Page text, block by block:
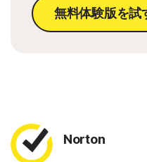
無料体験版を試
Norton